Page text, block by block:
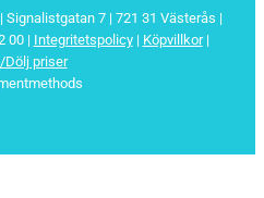
Signalistgatan 7 | 721 31 Västerås |
00 | Integritetspolicy| Köpvillkor|
Dölj priser